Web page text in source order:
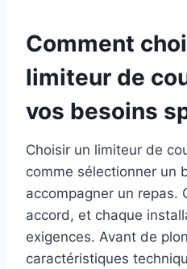
Comment
limiteur de
vos besoins
Choisir un limiteur de
comme sélectionner un
accompagner un repas.
accord, et chaque
exigences. Avant de
caractéristiques